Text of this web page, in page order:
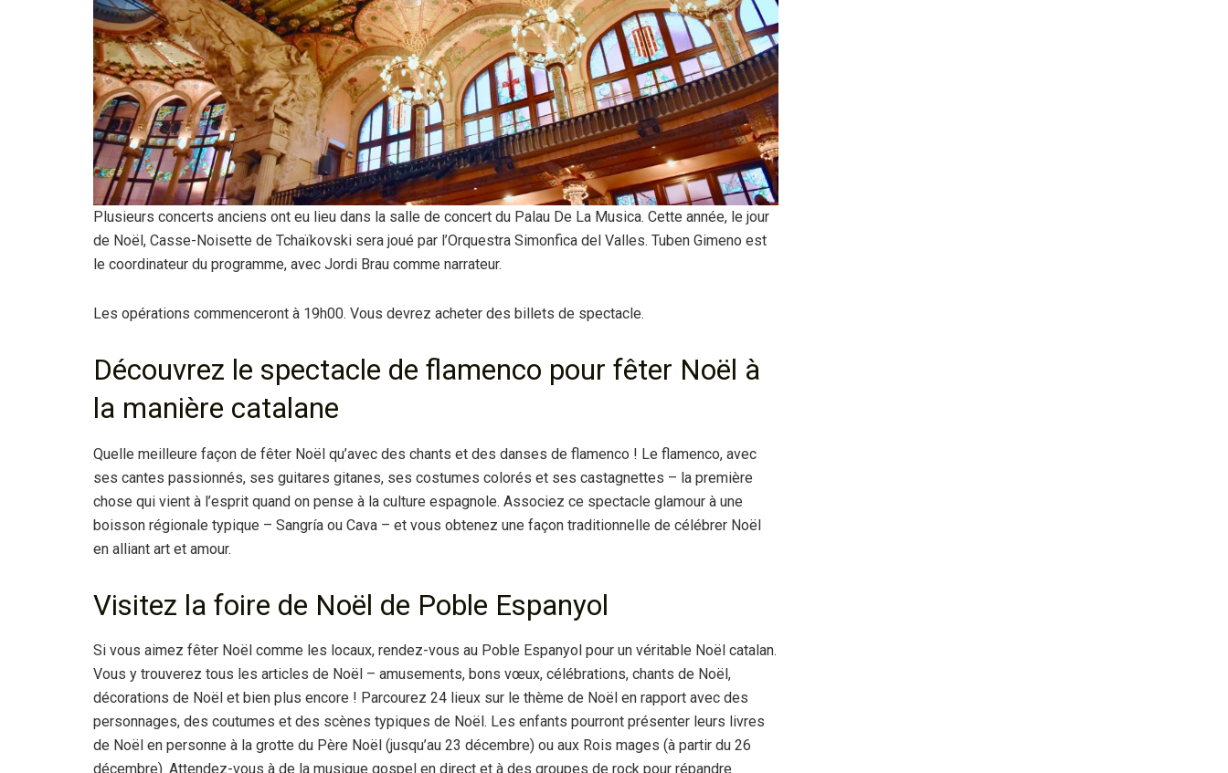
Plusieurs concerts anciens ont eu lieu dans la salle de concert du Palau De La Musica. Cette année, le jour
de Noël, Casse-Noisette de Tchaïkovski sera joué par l’Orquestra Simonfica del Valles. Tuben Gimeno est
le coordinateur du programme, avec Jordi Brau comme narrateur.
Les opérations commenceront à 19h00. Vous devrez acheter des billets de spectacle.
Découvrez le spectacle de flamenco pour fêter Noël à
la manière catalane
Quelle meilleure façon de fêter Noël qu’avec des chants et des danses de flamenco ! Le flamenco, avec
ses cantes passionnés, ses guitares gitanes, ses costumes colorés et ses castagnettes – la première
chose qui vient à l’esprit quand on pense à la culture espagnole. Associez ce spectacle glamour à une
boisson régionale typique – Sangría ou Cava – et vous obtenez une façon traditionnelle de célébrer Noël
en alliant art et amour.
Visitez la foire de Noël de Poble Espanyol
Si vous aimez fêter Noël comme les locaux, rendez-vous au Poble Espanyol pour un véritable Noël catalan.
Vous y trouverez tous les articles de Noël – amusements, bons vœux, célébrations, chants de Noël,
décorations de Noël et bien plus encore ! Parcourez 24 lieux sur le thème de Noël en rapport avec des
personnages, des coutumes et des scènes typiques de Noël. Les enfants pourront présenter leurs livres
de Noël en personne à la grotte du Père Noël (jusqu’au 23 décembre) ou aux Rois mages (à partir du 26
décembre). Attendez-vous à de la musique gospel en direct et à des groupes de rock pour répandre